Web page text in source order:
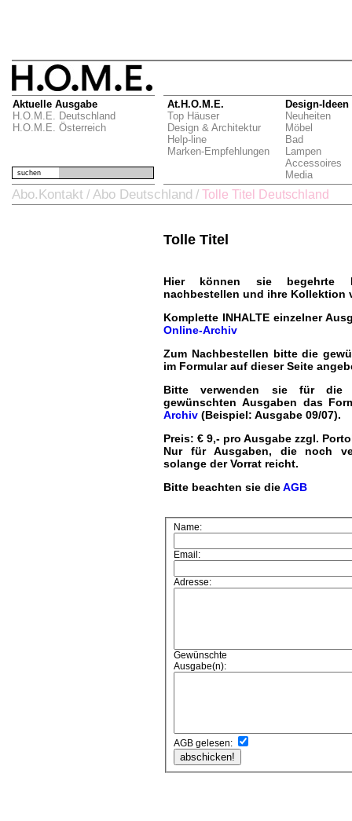
Aktuelle Ausgabe
H.O.M.E. Deutschland
H.O.M.E. Österreich
At.H.O.M.E.
Top Häuser
Design & Architektur
Help-line
Marken-Empfehlungen
Design-Ideen
Neuheiten
Möbel
Bad
Lampen
Accessoires
Media
suchen
Abo.Kontakt / Abo Deutschland / Tolle Titel Deutschland
Tolle Titel
Hier können sie begehrte
nachbestellen und ihre Kollektion
Komplette INHALTE einzelner
Online-Archiv
Zum Nachbestellen bitte die
im Formular auf dieser Seite
Bitte verwenden sie für die
gewünschten Ausgaben das
Archiv (Beispiel: Ausgabe 09/07).
Preis: € 9,- pro Ausgabe zzgl.
Nur für Ausgaben, die noch
solange der Vorrat reicht.
Bitte beachten sie dieAGB
Name:
Email:
Adresse:
Gewünschte
Ausgabe(n):
AGB gelesen: